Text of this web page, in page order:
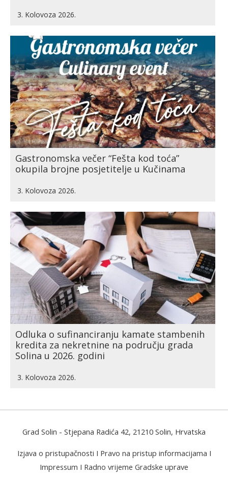
3. Kolovoza 2026.
Gastronomska večer “Fešta kod toća”
okupila brojne posjetitelje u Kučinama
3. Kolovoza 2026.
Odluka o sufinanciranju kamate stambenih
kredita za nekretnine na području grada
Solina u 2026. godini
3. Kolovoza 2026.
Grad Solin - Stjepana Radića 42, 21210 Solin, Hrvatska
Izjava o pristupačnosti I Pravo na pristup informacijama I
Impressum I Radno vrijeme Gradske uprave